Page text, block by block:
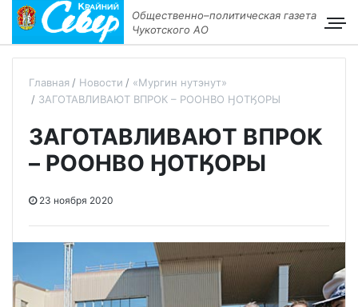
Общественно–политическая газета
Чукотского АО
Главная Новости
«Мургин нутэнут»
ЗАГОТАВЛИВАЮТ ВПРОК – РООНВО ӇОТӃОРЫ
ЗАГОТАВЛИВАЮТ ВПРОК
– РООНВО ӇОТӃОРЫ
23 ноября 2020